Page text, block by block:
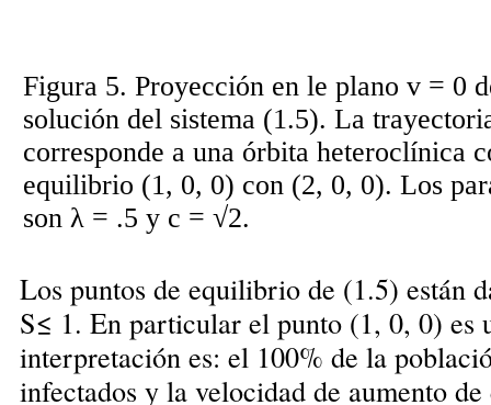
Figura 5. Proyección en le plano v = 0
solución del sistema (1.5). La
corresponde a una órbita heteroclínica
equilibrio (1, 0, 0) con (2, 0, 0). Los
son λ = .5 y c = √2.
Los puntos de equilibrio de (1.5) están
S≤ 1. En particular el punto (1, 0, 0) es
interpretación es: el 100% de la
infectados y la velocidad de aumento de